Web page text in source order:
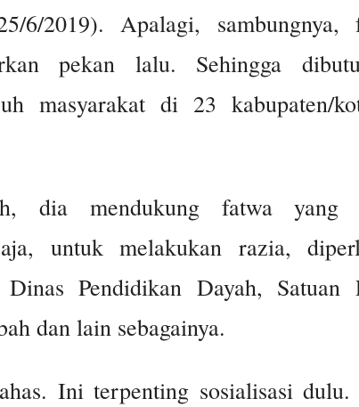
6/2019). Apalagi, sambungnya,
pekan lalu. Sehingga
masyarakat di 23 kabupaten/
dia mendukung fatwa yang
untuk melakukan razia,
Pendidikan Dayah, Satuan
dan lain sebagainya.
Ini terpenting sosialisasi